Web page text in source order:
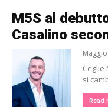
M5S al
Casalino
Ceglie
si
Read